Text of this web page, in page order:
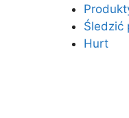
Śledzić
Hurt